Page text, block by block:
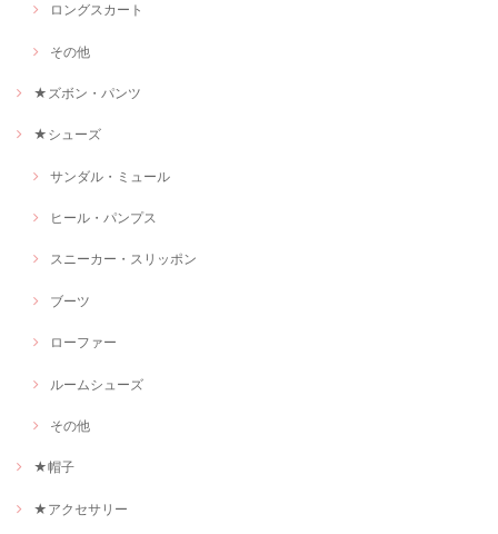
ロングスカート
その他
★ズボン・パンツ
★シューズ
サンダル・ミュール
ヒール・パンプス
スニーカー・スリッポン
ブーツ
ローファー
ルームシューズ
その他
★帽子
★アクセサリー